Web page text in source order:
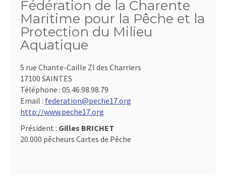
Fédération de la Charente
Maritime pour la Pêche et la
Protection du Milieu
Aquatique
5 rue Chante-Caille ZI des Charriers
17100 SAINTES
Téléphone : 05.46.98.98.79
Email : federation@peche17.org
http://www.peche17.org
Président : Gilles BRICHET
20.000 pêcheurs Cartes de Pêche